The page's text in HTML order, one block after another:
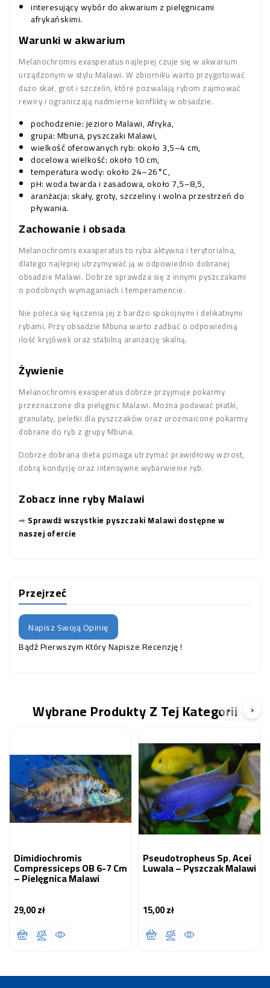
interesujący wybór do akwarium z pielęgnicami
afrykańskimi.
Warunki w akwarium
Melanochromis exasperatus najlepiej czuje się w akwarium
urządzonym w stylu Malawi. W zbiorniku warto przygotować
dużo skał, grot i szczelin, które pozwalają rybom zajmować
rewiry i ograniczają nadmierne konflikty w obsadzie.
pochodzenie: jezioro Malawi, Afryka,
grupa: Mbuna, pyszczaki Malawi,
wielkość oferowanych ryb: około 3,5–4 cm,
docelowa wielkość: około 10 cm,
temperatura wody: około 24–26°C,
pH: woda twarda i zasadowa, około 7,5–8,5,
aranżacja: skały, groty, szczeliny i wolna przestrzeń do
pływania.
Zachowanie i obsada
Melanochromis exasperatus to ryba aktywna i terytorialna,
dlatego najlepiej utrzymywać ją w odpowiednio dobranej
obsadzie Malawi. Dobrze sprawdza się z innymi pyszczakami
o podobnych wymaganiach i temperamencie.
Nie poleca się łączenia jej z bardzo spokojnymi i delikatnymi
rybami. Przy obsadzie Mbuna warto zadbać o odpowiednią
ilość kryjówek oraz stabilną aranżację skalną.
Żywienie
Melanochromis exasperatus dobrze przyjmuje pokarmy
przeznaczone dla pielęgnic Malawi. Można podawać płatki,
granulaty, peletki dla pyszczaków oraz urozmaicone pokarmy
dobrane do ryb z grupy Mbuna.
Dobrze dobrana dieta pomaga utrzymać prawidłowy wzrost,
dobrą kondycję oraz intensywne wybarwienie ryb.
Zobacz inne ryby Malawi
➡ Sprawdź wszystkie pyszczaki Malawi dostępne w
naszej ofercie
Przejrzeć
Napisz Swoją Opinię
Bądź Pierwszym Który Napisze Recenzję !
Wybrane Produkty Z Tej Kategorii
Dimidiochromis
Compressiceps OB 6-7 Cm
– Pielęgnica Malawi
29,00 złCena
Pseudotropheus Sp. Acei
Luwala – Pyszczak Malawi
15,00 złCena
‹ ›